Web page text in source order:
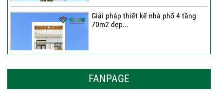
Giải pháp thiết kế nhà phố 4 tầng
70m2 đẹp...
đẹp, sang...
FANPAGE